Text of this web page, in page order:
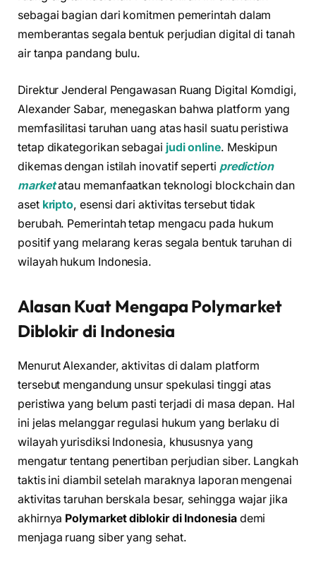
sebagai bagian dari komitmen pemerintah dalam
memberantas segala bentuk perjudian digital di tanah
air tanpa pandang bulu.
Direktur Jenderal Pengawasan Ruang Digital Komdigi,
Alexander Sabar, menegaskan bahwa platform yang
memfasilitasi taruhan uang atas hasil suatu peristiwa
tetap dikategorikan sebagai judi online. Meskipun
dikemas dengan istilah inovatif seperti prediction
marketatau memanfaatkan teknologi blockchain dan
aset kripto, esensi dari aktivitas tersebut tidak
berubah. Pemerintah tetap mengacu pada hukum
positif yang melarang keras segala bentuk taruhan di
wilayah hukum Indonesia.
Alasan Kuat Mengapa Polymarket
Diblokir di Indonesia
Menurut Alexander, aktivitas di dalam platform
tersebut mengandung unsur spekulasi tinggi atas
peristiwa yang belum pasti terjadi di masa depan. Hal
ini jelas melanggar regulasi hukum yang berlaku di
wilayah yurisdiksi Indonesia, khususnya yang
mengatur tentang penertiban perjudian siber. Langkah
taktis ini diambil setelah maraknya laporan mengenai
aktivitas taruhan berskala besar, sehingga wajar jika
akhirnya Polymarket diblokir di Indonesiademi
menjaga ruang siber yang sehat.